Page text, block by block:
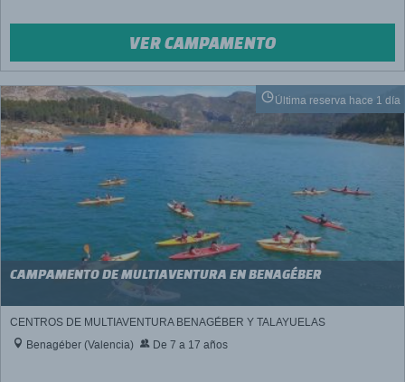
VER CAMPAMENTO
Última reserva hace 1 día
CAMPAMENTO DE MULTIAVENTURA EN BENAGÉBER
CENTROS DE MULTIAVENTURA BENAGÉBER Y TALAYUELAS
Benagéber (Valencia)
De 7 a 17 años